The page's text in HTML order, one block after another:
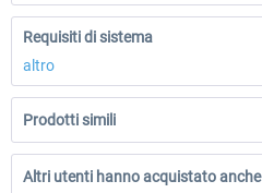
Requisiti di sistema
altro
Prodotti simili
Altri utenti hanno acquistato anche